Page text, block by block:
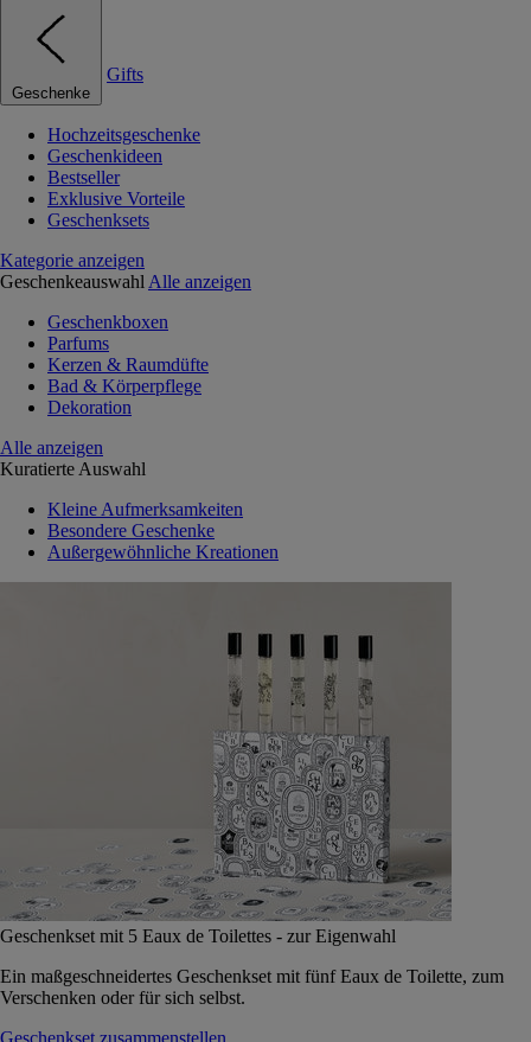
Geschenke
Gifts
Hochzeitsgeschenke
Geschenkideen
Bestseller
Exklusive Vorteile
Geschenksets
Kategorie anzeigen
Geschenkeauswahl Alle anzeigen
Geschenkboxen
Parfums
Kerzen & Raumdüfte
Bad & Körperpflege
Dekoration
Alle anzeigen
Kuratierte Auswahl
Kleine Aufmerksamkeiten
Besondere Geschenke
Außergewöhnliche Kreationen
Geschenkset mit 5 Eaux de Toilettes - zur Eigenwahl
Ein maßgeschneidertes Geschenkset mit fünf Eaux de Toilette, zum
Verschenken oder für sich selbst.
Geschenkset zusammenstellen